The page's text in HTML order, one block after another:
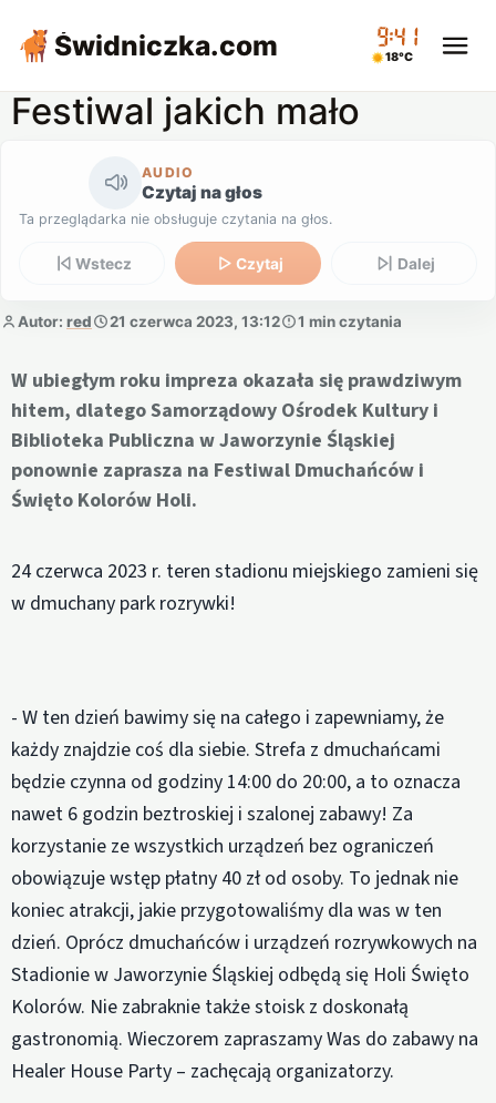
Świdniczka.com 09:41
18°C
Festiwal jakich mało
AUDIO
Czytaj na głos
Ta przeglądarka nie obsługuje czytania na głos.
Wstecz Czytaj Dalej
Autor: red 21 czerwca 2023, 13:12 1 min czytania
W ubiegłym roku impreza okazała się prawdziwym
hitem, dlatego Samorządowy Ośrodek Kultury i
Biblioteka Publiczna w Jaworzynie Śląskiej
ponownie zaprasza na Festiwal Dmuchańców i
Święto Kolorów Holi.
24 czerwca 2023 r. teren stadionu miejskiego zamieni się
w dmuchany park rozrywki!
- W ten dzień bawimy się na całego i zapewniamy, że
każdy znajdzie coś dla siebie. Strefa z dmuchańcami
będzie czynna od godziny 14:00 do 20:00, a to oznacza
nawet 6 godzin beztroskiej i szalonej zabawy! Za
korzystanie ze wszystkich urządzeń bez ograniczeń
obowiązuje wstęp płatny 40 zł od osoby. To jednak nie
koniec atrakcji, jakie przygotowaliśmy dla was w ten
dzień. Oprócz dmuchańców i urządzeń rozrywkowych na
Stadionie w Jaworzynie Śląskiej odbędą się Holi Święto
Kolorów. Nie zabraknie także stoisk z doskonałą
gastronomią. Wieczorem zapraszamy Was do zabawy na
Healer House Party – zachęcają organizatorzy.